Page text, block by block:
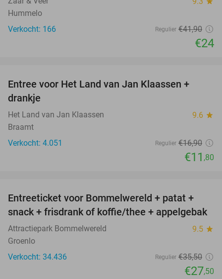
Hummelo
Verkocht: 166
Regulier €41,90
€24
Entree voor Het Land van Jan Klaassen +
drankje
Het Land van Jan Klaassen 9.6 star
Braamt
Verkocht: 4.051
Regulier €16,90
€11 ,80
23%
Entreeticket voor Bommelwereld + patat +
snack + frisdrank of koffie/thee + appelgebak
Attractiepark Bommelwereld 9.5 star
Groenlo
Verkocht: 34.436
Regulier €35,50
€27,50